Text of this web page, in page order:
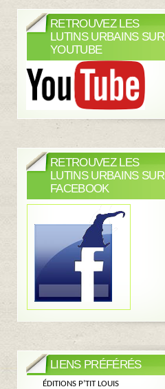
RETROUVEZ LES
LUTINS URBAINS SUR
YOUTUBE
RETROUVEZ LES
LUTINS URBAINS SUR
FACEBOOK
LIENS PRÉFÉRÉS
ÉDITIONS P’TIT LOUIS